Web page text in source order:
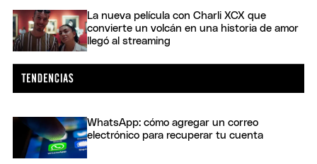
La nueva película con Charli XCX que
convierte un volcán en una historia de amor
llegó al streaming
WhatsApp: cómo agregar un correo
electrónico para recuperar tu cuenta